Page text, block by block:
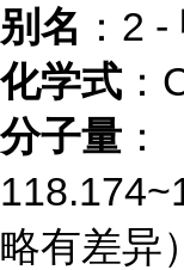
别名 ：2
化学式
分子量 ：
略有差异）